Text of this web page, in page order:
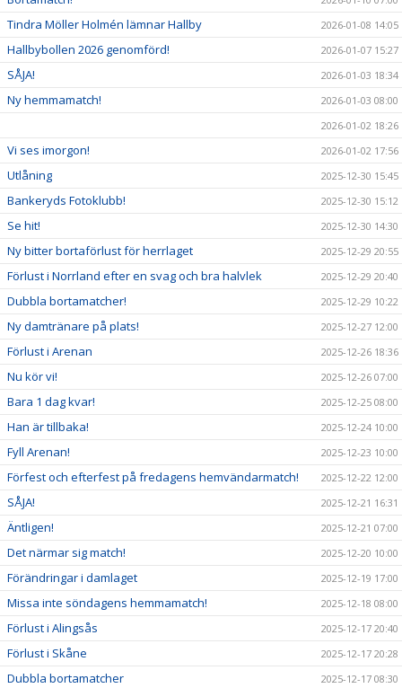
Tindra Möller Holmén lämnar Hallby 2026-01-08 14:05
Hallbybollen 2026 genomförd! 2026-01-07 15:27
SÅJA! 2026-01-03 18:34
Ny hemmamatch!
2026-01-03 08:00
2026-01-02 18:26
Vi ses imorgon! 2026-01-02 17:56
Utlåning 2025-12-30 15:45
Bankeryds Fotoklubb! 2025-12-30 15:12
Se hit! 2025-12-30 14:30
Ny bitter bortaförlust för herrlaget 2025-12-29 20:55
Förlust i Norrland efter en svag och bra halvlek 2025-12-29 20:40
Dubbla bortamatcher! 2025-12-29 10:22
Ny damtränare på plats! 2025-12-27 12:00
Förlust i Arenan 2025-12-26 18:36
Nu kör vi! 2025-12-26 07:00
Bara 1 dag kvar! 2025-12-25 08:00
Han är tillbaka! 2025-12-24 10:00
Fyll Arenan! 2025-12-23 10:00
Förfest och efterfest på fredagens hemvändarmatch! 2025-12-22 12:00
SÅJA! 2025-12-21 16:31
Äntligen! 2025-12-21 07:00
Det närmar sig match! 2025-12-20 10:00
Förändringar i damlaget 2025-12-19 17:00
Missa inte söndagens hemmamatch! 2025-12-18 08:00
Förlust i Alingsås 2025-12-17 20:40
Förlust i Skåne 2025-12-17 20:28
Dubbla bortamatcher 2025-12-17 08:30